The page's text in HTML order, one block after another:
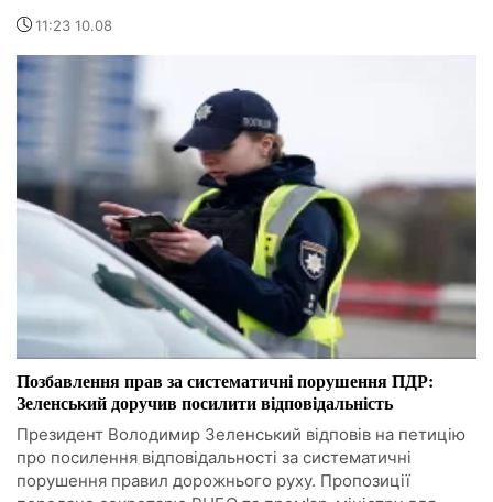
11:23 10.08
Позбавлення прав за систематичні порушення ПДР:
Зеленський доручив посилити відповідальність
Президент Володимир Зеленський відповів на петицію
про посилення відповідальності за систематичні
порушення правил дорожнього руху. Пропозиції